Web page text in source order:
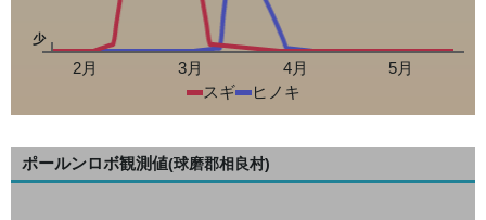
少
2月 3月 4月
5月
スギ
ヒノキ
ポールンロボ観測値(球磨郡相良村)